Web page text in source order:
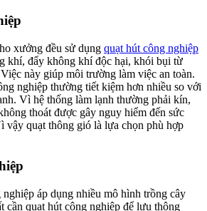
xưởng đều sử dụng quạt hút công nghiệp
khí, đẩy không khí độc hại, khói bụi từ
này giúp môi trường làm việc an toàn.
nghiệp thường tiết kiệm hơn nhiều so với
Vì hệ thống làm lạnh thường phải kín,
thoát được gây nguy hiểm đến sức
vậy quạt thông gió là lựa chọn phù hợp
áp dụng nhiều mô hình trồng cây
cần quạt hút công nghiệp để lưu thông